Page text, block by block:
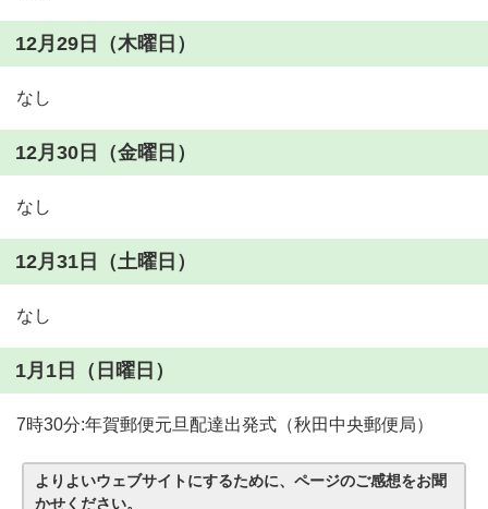
12月29日（木曜日）
なし
12月30日（金曜日）
なし
12月31日（土曜日）
なし
1月1日（日曜日）
7時30分:年賀郵便元旦配達出発式（秋田中央郵便局）
よりよいウェブサイトにするために、ページのご感想をお聞
かせください。